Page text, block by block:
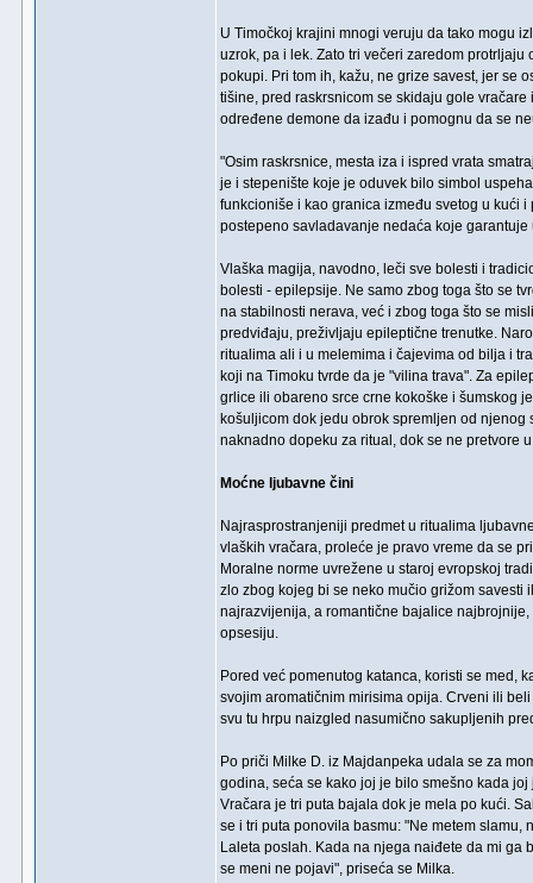
U Timočkoj krajini mnogi veruju da tako mogu
uzrok, pa i lek. Zato tri večeri zaredom
pokupi. Pri tom ih, kažu, ne grize savest, jer se
tišine, pred raskrsnicom se skidaju gole
određene demone da izađu i pomognu da se
"Osim raskrsnice, mesta iza i ispred vrata
je i stepenište koje je oduvek bilo simbol
funkcioniše i kao granica između svetog u kući
postepeno savladavanje nedaća koje
Vlaška magija, navodno, leči sve bolesti i
bolesti - epilepsije. Ne samo zbog toga što se
na stabilnosti nerava, već i zbog toga što se
predviđaju, preživljaju epileptične trenutke.
ritualima ali i u melemima i čajevima od bilja i
koji na Timoku tvrde da je "vilina trava". Za
grlice ili obareno srce crne kokoške i šumskog
košuljicom dok jedu obrok spremljen od
naknadno dopeku za ritual, dok se ne pretvore
Moćne ljubavne čini
Najrasprostranjeniji predmet u ritualima
vlaških vračara, proleće je pravo vreme da se
Moralne norme uvrežene u staroj evropskoj
zlo zbog kojeg bi se neko mučio grižom
najrazvijenija, a romantične bajalice
opsesiju.
Pored već pomenutog katanca, koristi se med,
svojim aromatičnim mirisima opija. Crveni ili
svu tu hrpu naizgled nasumično sakupljenih
Po priči Milke D. iz Majdanpeka udala se za
godina, seća se kako joj je bilo smešno kada
Vračara je tri puta bajala dok je mela po kući.
se i tri puta ponovila basmu: "Ne metem slamu,
Laleta poslah. Kada na njega naiđete da mi ga
se meni ne pojavi", priseća se Milka.